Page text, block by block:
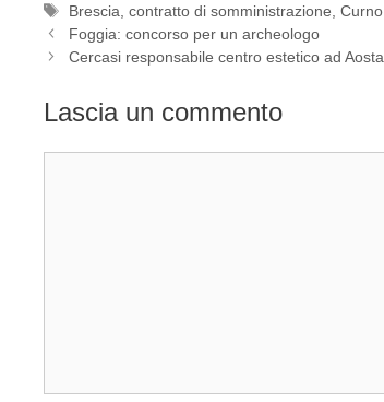
Tag
Brescia ,contratto di somministrazione ,Curno
Foggia: concorso per un archeologo
Cercasi responsabile centro estetico ad Aosta
Lascia un commento